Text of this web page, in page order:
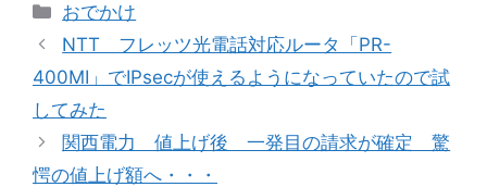
カ
テ
リ
ー
おでかけ
NTT フレッツ光電話対応ルータ「PR-
400MI」でIPsecが使えるようになっていたので試
してみた
関西電力 値上げ後 一発目の請求が確定 驚
愕の値上げ額へ・・・